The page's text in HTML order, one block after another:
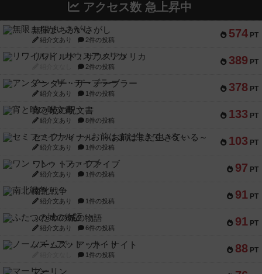
アクセス数 急上昇中
574 PT
無限まちがいさがし
紹介文あり 2件の投稿
389 PT
リワイルド：サウスアメリカ
2件の投稿
378 PT
アンダー・ザ・テーブラー
紹介文あり 1件の投稿
133 PT
宵と暁の呪文書
紹介文あり 8件の投稿
103 PT
セミファイナル ～お前はまだ生きている～
紹介文あり 1件の投稿
97 PT
ワン・トゥ・ファイブ
紹介文あり 1件の投稿
91 PT
南北戦争
紹介文あり 1件の投稿
91 PT
ふたつの城の物語
紹介文あり 6件の投稿
88 PT
ノームズ・アット・ナイト
1件の投稿
マーリン